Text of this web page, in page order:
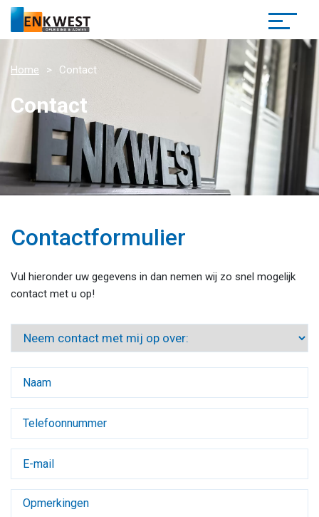
Home Contact
Contact
Contactformulier
Vul hieronder uw gegevens in dan nemen wij zo snel mogelijk
contact met u op!